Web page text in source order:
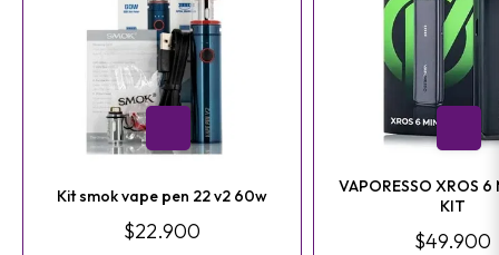
Kit smok vape pen 22 v2 60w
$22.900
VAPORESSO XROS 6
KIT
$49.900